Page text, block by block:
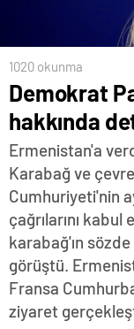
1020 okunma
Demokrat
hakkında
Ermenistan'a
Karabağ ve
Cumhuriyeti'nin
çağrılarını
karabağ'ın
görüştü.
Fransa
ziyaret